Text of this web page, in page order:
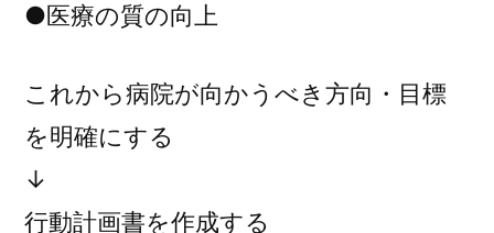
●医療の質の向上
これから病院が向かうべき方向・目標
を明確にする
↓
行動計画書を作成する